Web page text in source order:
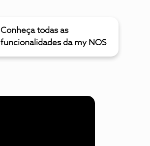
Conheça todas as
funcionalidades da my NOS